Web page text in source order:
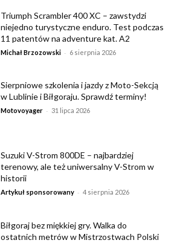
Triumph Scrambler 400 XC – zawstydzi
niejedno turystyczne enduro. Test podczas
11 patentów na adventure kat. A2
Michał Brzozowski - 6 sierpnia 2026
Sierpniowe szkolenia i jazdy z Moto-Sekcją
w Lublinie i Biłgoraju. Sprawdź terminy!
Motovoyager - 31 lipca 2026
Suzuki V-Strom 800DE – najbardziej
terenowy, ale też uniwersalny V-Strom w
historii
Artykuł sponsorowany - 4 sierpnia 2026
Biłgoraj bez miękkiej gry. Walka do
ostatnich metrów w Mistrzostwach Polski